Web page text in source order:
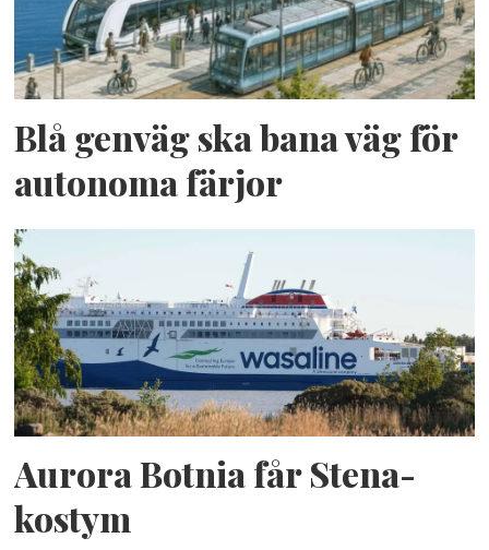
Blå genväg ska bana väg för
autonoma färjor
Aurora Botnia får Stena-
kostym